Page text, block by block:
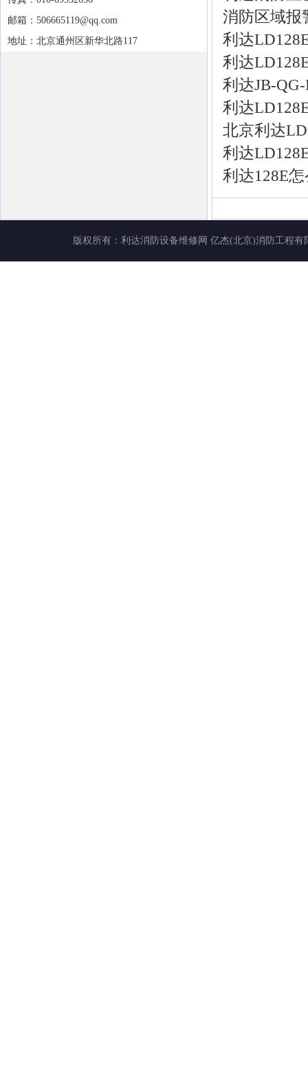
邮箱：506665119@qq.com
地址：北京通州区新华北路117
消防区域报
利达
利达
利达JB-
利达
北京利达
利达
利达128E
版权所有： 利达消防设备维修网 亿杰(北京)消防工程有